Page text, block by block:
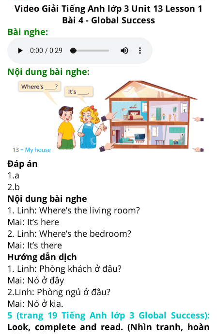
Video Giải Tiếng Anh lớp 3 Unit 13 Lesson 1
Bài 4 - Global Success
Bài nghe:
Nội dung bài nghe:
Đáp án
1.a
2.b
Nội dung bài nghe
1. Linh: Where’s the living room?
Mai: It’s here
2. Linh: Where’s the bedroom?
Mai: It’s there
Hướng dẫn dịch
1. Linh: Phòng khách ở đâu?
Mai: Nó ở đây
2.Linh: Phòng ngủ ở đâu?
Mai: Nó ở kia.
5 (trang 19 Tiếng Anh lớp 3 Global Success):
Look, complete and read. (Nhìn tranh, hoàn